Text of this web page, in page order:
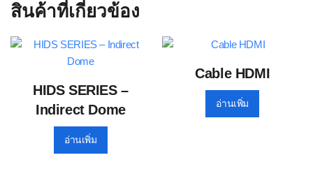
สินค้าที่เกี่ยวข้อง
HIDS SERIES –
Indirect Dome
อ่านเพิ่ม
Cable HDMI
อ่านเพิ่ม